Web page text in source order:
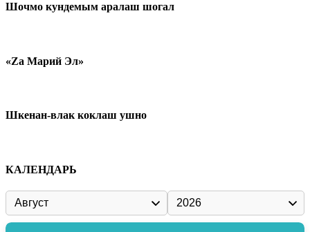
Шочмо кундемым аралаш шогал
«Zа Марий Эл»
Шкенан-влак коклаш ушно
КАЛЕНДАРЬ